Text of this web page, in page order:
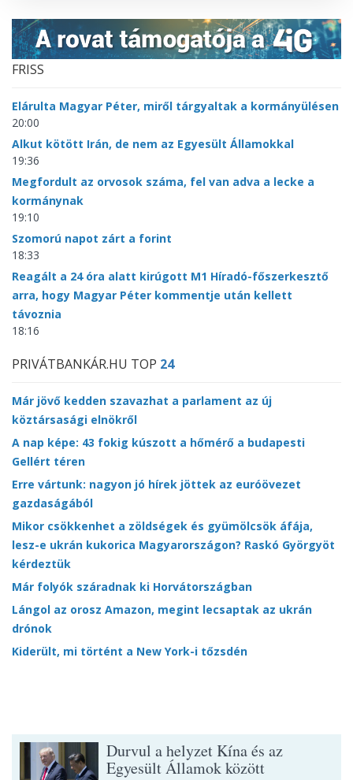
FRISS
Elárulta Magyar Péter, miről tárgyaltak a kormányülésen
20:00
Alkut kötött Irán, de nem az Egyesült Államokkal
19:36
Megfordult az orvosok száma, fel van adva a lecke a
kormánynak
19:10
Szomorú napot zárt a forint
18:33
Reagált a 24 óra alatt kirúgott M1 Híradó-főszerkesztő
arra, hogy Magyar Péter kommentje után kellett
távoznia
18:16
PRIVÁTBANKÁR.HU TOP 24
Már jövő kedden szavazhat a parlament az új
köztársasági elnökről
A nap képe: 43 fokig kúszott a hőmérő a budapesti
Gellért téren
Erre vártunk: nagyon jó hírek jöttek az euróövezet
gazdaságából
Mikor csökkenhet a zöldségek és gyümölcsök áfája,
lesz-e ukrán kukorica Magyarországon? Raskó Györgyöt
kérdeztük
Már folyók száradnak ki Horvátországban
Lángol az orosz Amazon, megint lecsaptak az ukrán
drónok
Kiderült, mi történt a New York-i tőzsdén
Durvul a helyzet Kína és az
Egyesült Államok között